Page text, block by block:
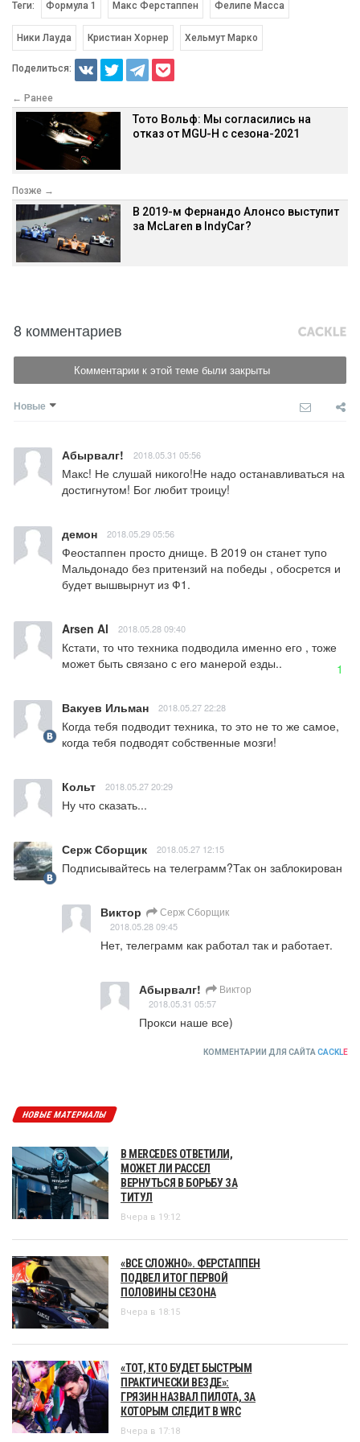
Теги: Формула 1 Макс Ферстаппен Фелипе Масса
Ники Лауда Кристиан Хорнер Хельмут Марко
Поделиться:
← Ранее
Тото Вольф: Мы согласились на
отказ от MGU-H с сезона-2021
Позже →
В 2019-м Фернандо Алонсо выступит
за McLaren в IndyCar?
8 комментариев
Комментарии к этой теме были закрыты
Новые
Абырвалг! 2018.05.31 05:56
Макс! Не слушай никого!Не надо останавливаться на
достигнутом! Бог любит троицу!
демон 2018.05.29 05:56
Феостаппен просто днище. В 2019 он станет тупо
Мальдонадо без притензий на победы , обосрется и
будет вышвырнут из Ф1.
Arsen Al 2018.05.28 09:40
Кстати, то что техника подводила именно его , тоже
может быть связано с его манерой езды..
1
Вакуев Ильман 2018.05.27 22:28
Когда тебя подводит техника, то это не то же самое,
когда тебя подводят собственные мозги!
Кольт 2018.05.27 20:29
Ну что сказать...
Серж Сборщик 2018.05.27 12:15
Подписывайтесь на телеграмм?Так он заблокирован
Виктор Серж Сборщик
2018.05.28 09:45
Нет, телеграмм как работал так и работает.
Абырвалг! Виктор
2018.05.31 05:57
Прокси наше все)
КОММЕНТАРИИ ДЛЯ САЙТА CACKLE
НОВЫЕ МАТЕРИАЛЫ
В MERCEDES ОТВЕТИЛИ,
МОЖЕТ ЛИ РАССЕЛ
ВЕРНУТЬСЯ В БОРЬБУ ЗА
ТИТУЛ
Вчера в 19:12
«ВСЕ СЛОЖНО». ФЕРСТАППЕН
ПОДВЕЛ ИТОГ ПЕРВОЙ
ПОЛОВИНЫ СЕЗОНА
Вчера в 18:15
«ТОТ, КТО БУДЕТ БЫСТРЫМ
ПРАКТИЧЕСКИ ВЕЗДЕ»:
ГРЯЗИН НАЗВАЛ ПИЛОТА, ЗА
КОТОРЫМ СЛЕДИТ В WRC
Вчера в 17:18